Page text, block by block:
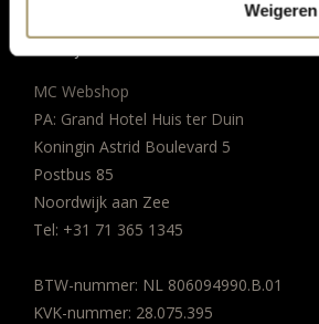
Weigeren
MC Webshop
PA: Grand Hotel Huis ter Duin
Koningin Astrid Boulevard 5
Postbus 85
Noordwijk aan Zee
Tel: +31 71 365 1345
BTW-nummer: NL 806094990.B.01
KVK-nummer: 28.075.395